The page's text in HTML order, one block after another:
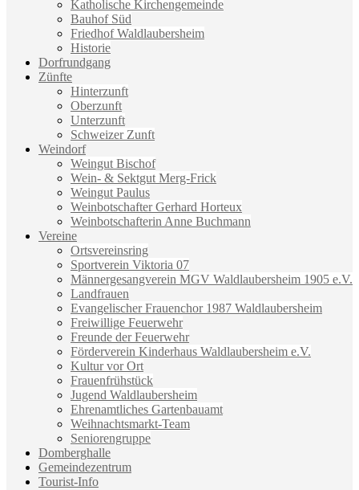
Katholische Kirchengemeinde
Bauhof Süd
Friedhof Waldlaubersheim
Historie
Dorfrundgang
Zünfte
Hinterzunft
Oberzunft
Unterzunft
Schweizer Zunft
Weindorf
Weingut Bischof
Wein- & Sektgut Merg-Frick
Weingut Paulus
Weinbotschafter Gerhard Horteux
Weinbotschafterin Anne Buchmann
Vereine
Ortsvereinsring
Sportverein Viktoria 07
Männergesangverein MGV Waldlaubersheim 1905 e.V.
Landfrauen
Evangelischer Frauenchor 1987 Waldlaubersheim
Freiwillige Feuerwehr
Freunde der Feuerwehr
Förderverein Kinderhaus Waldlaubersheim e.V.
Kultur vor Ort
Frauenfrühstück
Jugend Waldlaubersheim
Ehrenamtliches Gartenbauamt
Weihnachtsmarkt-Team
Seniorengruppe
Domberghalle
Gemeindezentrum
Tourist-Info